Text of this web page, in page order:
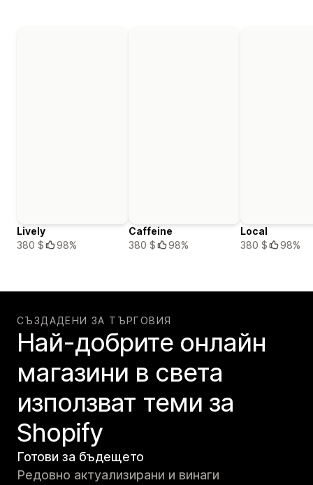
Lively
380 $
98%
Caffeine
380 $
98%
Local
380 $
98%
СЪЗДАДЕНИ ЗА ТЪРГОВИЯ
Най-добрите онлайн
магазини в света
използват теми за
Shopify
Готови за бъдещето
Редовно актуализирани и винаги